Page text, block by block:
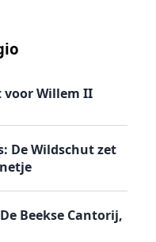
Willem II
De Wildschut zet
Beekse Cantorij,